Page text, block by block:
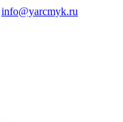
info@yarcmyk.ru